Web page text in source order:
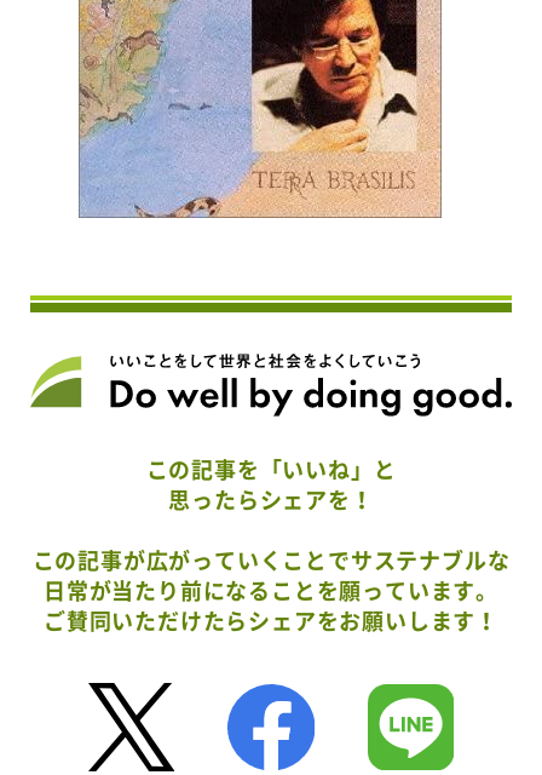
この記事を「いいね」と
思ったらシェアを！
この記事が広がっていくことでサステナブルな
日常が当たり前になることを願っています。
ご賛同いただけたらシェアをお願いします！